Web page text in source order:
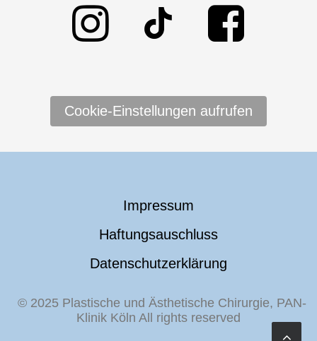
Cookie-Einstellungen aufrufen
Impressum
Haftungsauschluss
Datenschutzerklärung
© 2025 Plastische und Ästhetische Chirurgie, PAN-
Klinik Köln All rights reserved